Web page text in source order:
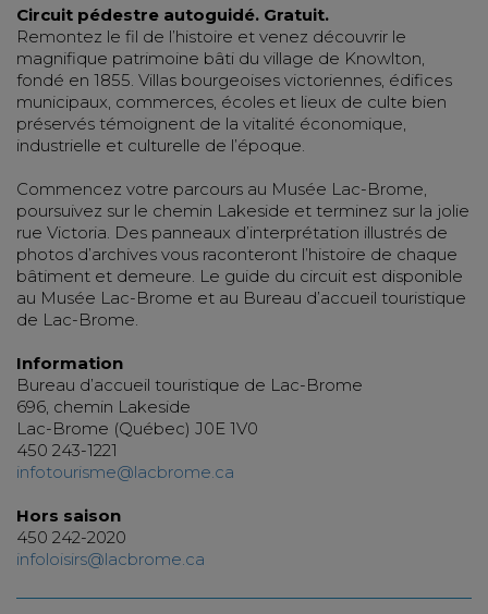
Circuit pédestre autoguidé. Gratuit.
Remontez le fil de l’histoire et venez découvrir le
magnifique patrimoine bâti du village de Knowlton,
fondé en 1855. Villas bourgeoises victoriennes, édifices
municipaux, commerces, écoles et lieux de culte bien
préservés témoignent de la vitalité économique,
industrielle et culturelle de l’époque.
Commencez votre parcours au Musée Lac-Brome,
poursuivez sur le chemin Lakeside et terminez sur la jolie
rue Victoria. Des panneaux d’interprétation illustrés de
photos d’archives vous raconteront l’histoire de chaque
bâtiment et demeure. Le guide du circuit est disponible
au Musée Lac-Brome et au Bureau d’accueil touristique
de Lac-Brome.
Information
Bureau d’accueil touristique de Lac-Brome
696, chemin Lakeside
Lac-Brome (Québec) J0E 1V0
450 243-1221
infotourisme@lacbrome.ca
Hors saison
450 242-2020
infoloisirs@lacbrome.ca